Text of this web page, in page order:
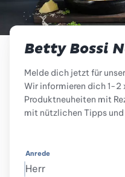
Betty Bossi
Melde dich jetzt für
Wir informieren dich 1-
Produktneuheiten mit
mit nützlichen Tipps
Anrede
Herr